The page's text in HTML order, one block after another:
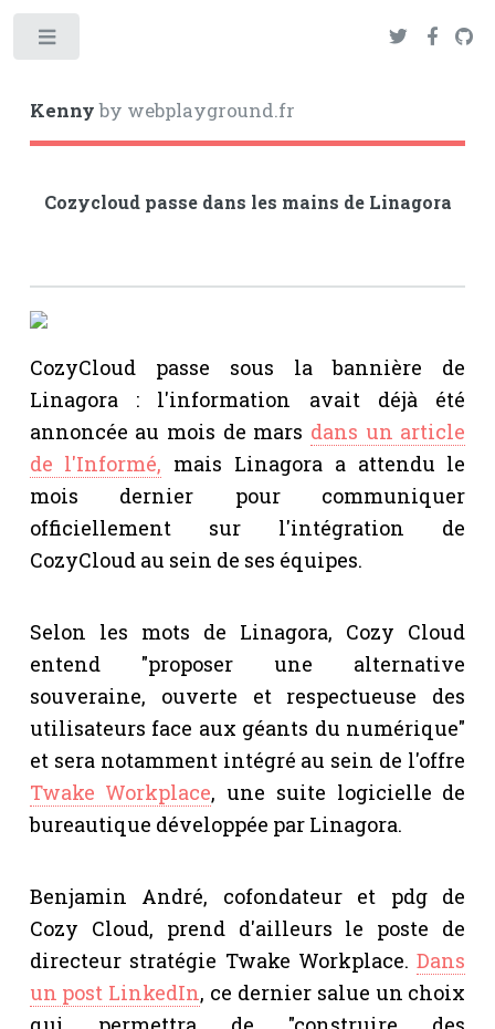
Kennyby webplayground.fr
Cozycloud passe dans les mains de Linagora
CozyCloud passe sous la bannière de
Linagora : l'information avait déjà été
annoncée au mois de mars dans un article
de l'Informé, mais Linagora a attendu le
mois dernier pour communiquer
officiellement sur l'intégration de
CozyCloud au sein de ses équipes.
Selon les mots de Linagora, Cozy Cloud
entend "proposer une alternative
souveraine, ouverte et respectueuse des
utilisateurs face aux géants du numérique"
et sera notamment intégré au sein de l'offre
Twake Workplace, une suite logicielle de
bureautique développée par Linagora.
Benjamin André, cofondateur et pdg de
Cozy Cloud, prend d'ailleurs le poste de
directeur stratégie Twake Workplace.Dans
un post LinkedIn, ce dernier salue un choix